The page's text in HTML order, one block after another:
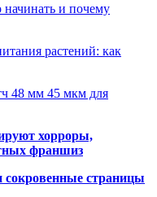
начинать и почему
растений: как
48 мм 45 мкм для
хорроры,
франшиз
сокровенные страницы